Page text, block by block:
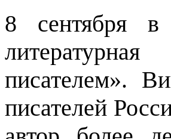
8 сентября в
писателем».
писателей